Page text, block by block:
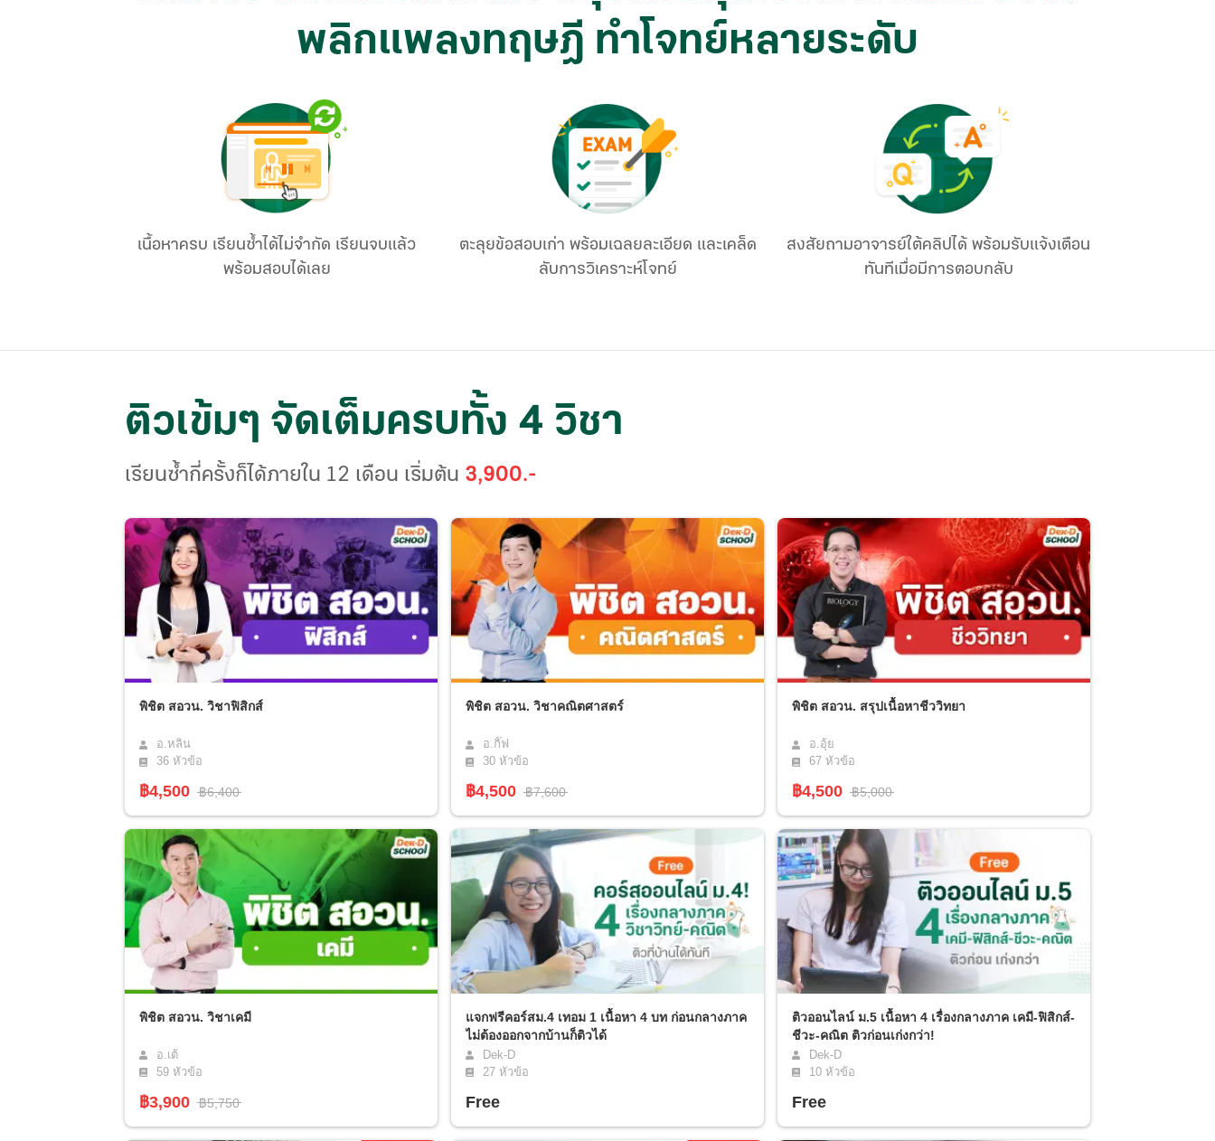
พลิกแพลงทฤษฎี ทำโจทย์หลายระดับ
เนื้อหาครบ เรียนซ้ำได้ไม่จำกัด เรียนจบแล้ว
พร้อมสอบได้เลย
ตะลุยข้อสอบเก่า พร้อมเฉลยละเอียด และเคล็ด
ลับการวิเคราะห์โจทย์
สงสัยถามอาจารย์ใต้คลิปได้ พร้อมรับแจ้งเตือน
ทันทีเมื่อมีการตอบกลับ
ติวเข้มๆ จัดเต็มครบทั้ง 4 วิชา
เรียนซ้ำกี่ครั้งก็ได้ภายใน 12 เดือน เริ่มต้น 3,900.-
พิชิต สอวน. วิชาฟิสิกส์
อ.หลิน
36หัวข้อ
฿4,500 ฿6,400
พิชิต สอวน. วิชาคณิตศาสตร์
อ.กิ๊ฟ
30หัวข้อ
฿4,500 ฿7,600
พิชิต สอวน. สรุปเนื้อหาชีววิทยา
อ.อุ้ย
67หัวข้อ
฿4,500 ฿5,000
พิชิต สอวน. วิชาเคมี
อ.เต้
59หัวข้อ
฿3,900 ฿5,750
แจกฟรีคอร์สม.4 เทอม 1 เนื้อหา 4 บท ก่อนกลางภาค
ไม่ต้องออกจากบ้านก็ติวได้
Dek-D
27หัวข้อ
Free
ติวออนไลน์ ม.5 เนื้อหา 4 เรื่องกลางภาค เคมี-ฟิสิกส์-
ชีวะ-คณิต ติวก่อนเก่งกว่า!
Dek-D
10หัวข้อ
Free